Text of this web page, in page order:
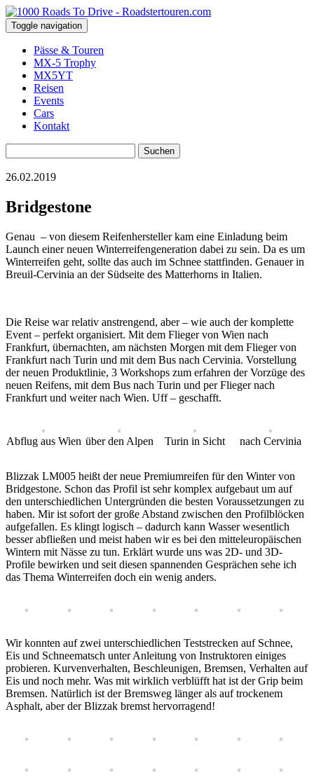
Toggle navigation
Pässe & Touren
MX-5 Trophy
MX5YT
Reisen
Events
Cars
Kontakt
nach:
26.02.2019
Bridgestone
Genau – von diesem Reifenhersteller kam eine Einladung beim
Launch einer neuen Winterreifengeneration dabei zu sein. Da es um
Winterreifen geht, sollte das auch im Schnee stattfinden. Genauer in
Breuil-Cervinia an der Südseite des Matterhorns in Italien.
Die Reise war relativ anstrengend, aber – wie auch der komplette
Event – perfekt organisiert. Mit dem Flieger von Wien nach
Frankfurt, übernachten, am nächsten Morgen mit dem Flieger von
Frankfurt nach Turin und mit dem Bus nach Cervinia. Vorstellung
der neuen Produktlinie, 3 Workshops zum erfahren der Vorzüge des
neuen Reifens, mit dem Bus nach Turin und per Flieger nach
Frankfurt und weiter nach Wien. Uff – geschafft.
Abflug aus Wien über den Alpen Turin in Sicht nach Cervinia
Blizzak LM005 heißt der neue Premiumreifen für den Winter von
Bridgestone. Schon das Profil ist sehr komplex aufgebaut um auf
den unterschiedlichen Untergründen die besten Voraussetzungen zu
haben. Mir ist sofort der große Abstand zwischen den Profilblöcken
aufgefallen. Es klingt logisch – dadurch kann Wasser wesentlich
besser abfließen und meist haben wir es bei den mitteleuropäischen
Wintern mit Nässe zu tun. Erklärt wurde uns was 2D- und 3D-
Profile bewirken und seit diesen spannenden Gesprächen sehe ich
das Thema Winterreifen doch ein wenig anders.
Wir konnten auf zwei unterschiedlichen Teststrecken auf Schnee,
Eis und Schneematsch unter Anleitung von Instruktoren einiges
probieren. Kurvenverhalten, Beschleunigen, Bremsen, Verhalten auf
Eis und noch mehr. Was mit wirklich verblüfft hat ist der Grip beim
Bremsen. Natürlich ist der Bremsweg länger als auf trockenem
Asphalt, aber der Blizzak bremst hervorragend!